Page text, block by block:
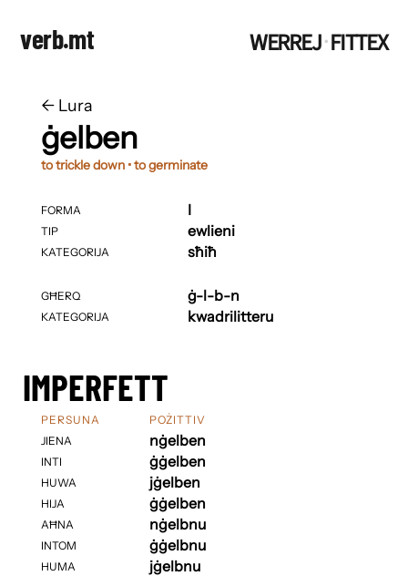
verb.mt WERREJ·FITTEX
← ​​Lura
ġelben
to trickle down • to germinate
FORMA
TIP
KATEGORIJA
GĦERQ
KATEGORIJA
I
ewlieni
sħiħ
ġ-l-b-n
kwadrilitteru
IMPERFETT
PERSUNA
JIENA
INTI
HUWA
HIJA
AĦNA
INTOM
HUMA
POŻITTIV
nġelben
ġġelben
jġelben
ġġelben
nġelbnu
ġġelbnu
jġelbnu